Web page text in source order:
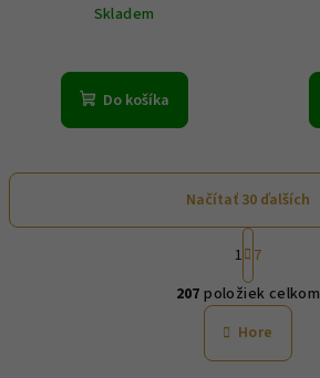
Skladem
Do košíka
O
v
l
á
Načítať 30 ďalších
S
t
r
á
n
k
o
1 7
207 položiek celkom
Hore